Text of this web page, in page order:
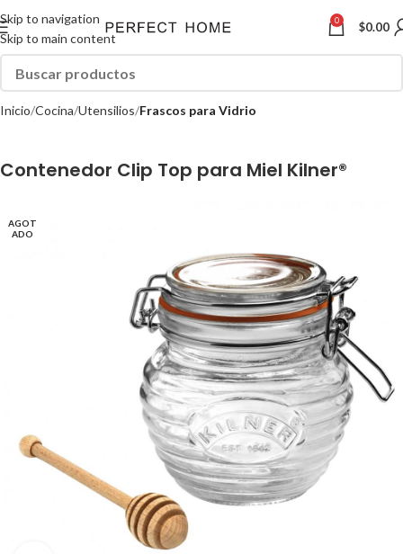
Skip to navigation
Skip to main content
0 $0.00
Inicio Cocina Utensilios Frascos para Vidrio
Contenedor Clip Top para Miel Kilner®
AGOT
ADO